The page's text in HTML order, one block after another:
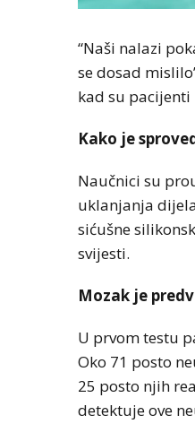
“Naši nalazi
se dosad
kad su
Kako je
Naučnici su
uklanjanja
sićušne
svijesti.
Mozak je
U prvom testu
Oko 71 posto
25 posto njih
detektuje ove